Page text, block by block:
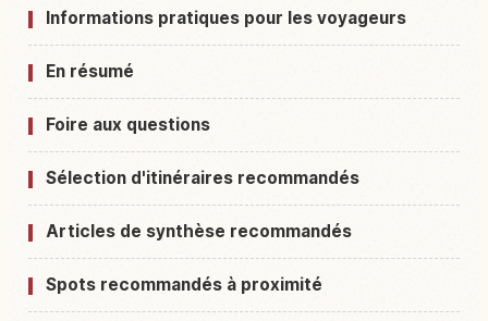
Informations pratiques pour les voyageurs
En résumé
Foire aux questions
Sélection d'itinéraires recommandés
Articles de synthèse recommandés
Spots recommandés à proximité